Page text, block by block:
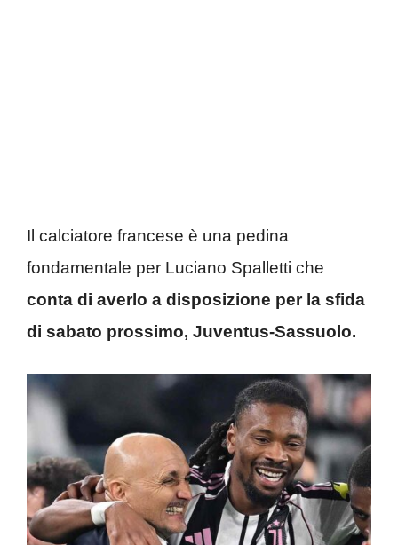
Il calciatore francese è una pedina
fondamentale per Luciano Spalletti che
conta di averlo a disposizione per la sfida
di sabato prossimo, Juventus-Sassuolo.